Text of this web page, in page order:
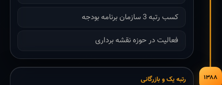
کسب رتبه 3 سازمان برنامه بودجه
فعالیت در حوزه نقشه برداری
۱۳۸۸ رتبه یک و بازرگانی